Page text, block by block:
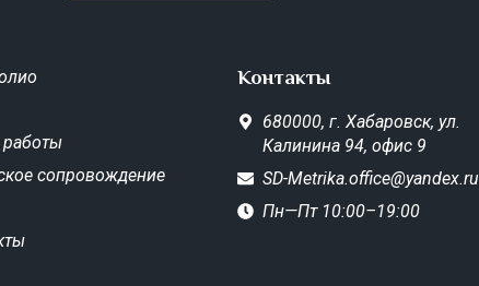
сопровождение
Контакты
680000, г. Хабаровск, ул.
Калинина 94, офис 9
SD-Metrika.office@yandex.ru
Пн—Пт 10:00–19:00